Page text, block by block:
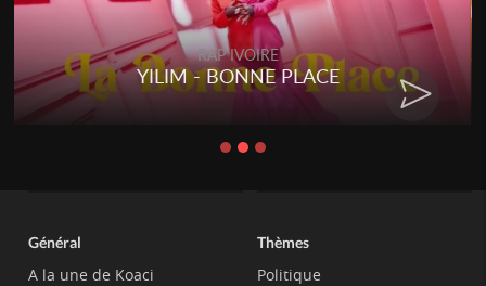
RAP IVOIRE
YILIM - BONNE PLACE
Général
A la une de Koaci
Thèmes
Politique